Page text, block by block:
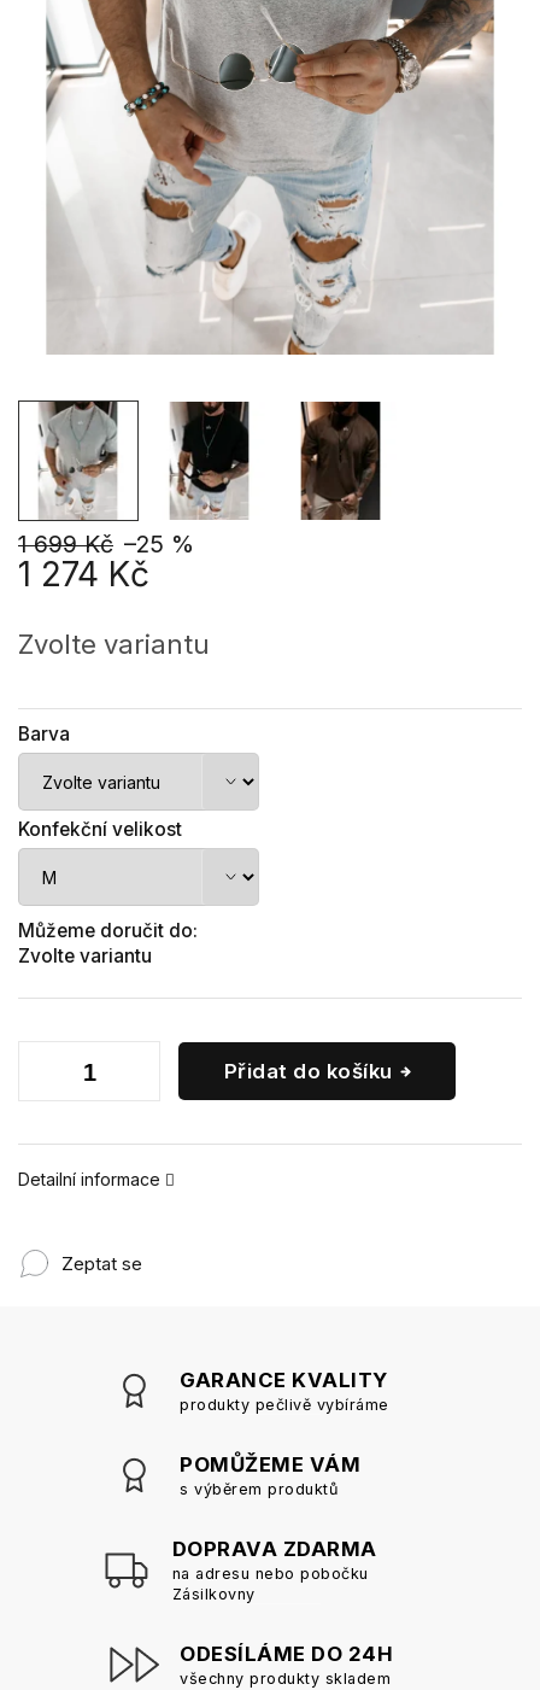
1 699 Kč –25 %
1 274 Kč
cena:
Zvolte variantu
Barva
Konfekční velikost
Můžeme doručit do:
Zvolte variantu
Přidat do košíku
Detailní informace
Zeptat se
GARANCE KVALITY
produkty pečlivě vybíráme
POMŮŽEME VÁM
s výběrem produktů
DOPRAVA ZDARMA
na adresu nebo pobočku
Zásilkovny
ODESÍLÁME DO 24H
všechny produkty skladem